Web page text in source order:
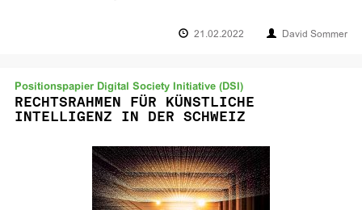
21.02.2022 David Sommer
Positionspapier Digital Society Initiative (DSI)
RECHTSRAHMEN FÜR KÜNSTLICHE
INTELLIGENZ IN DER SCHWEIZ